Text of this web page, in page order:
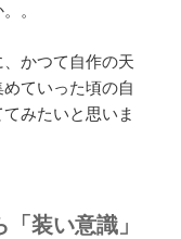
。
かつて自作の天
ていった頃の自
みたいと思いま
装い意識」